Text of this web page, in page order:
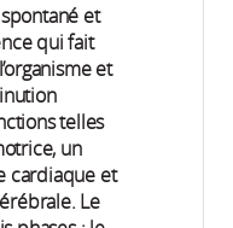
et
qui fait
et
telles
un
cardiaque et
Le